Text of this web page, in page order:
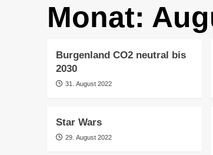
Monat:
Burgenland CO2 neutral bis
2030
31. August 2022
Star Wars
29. August 2022